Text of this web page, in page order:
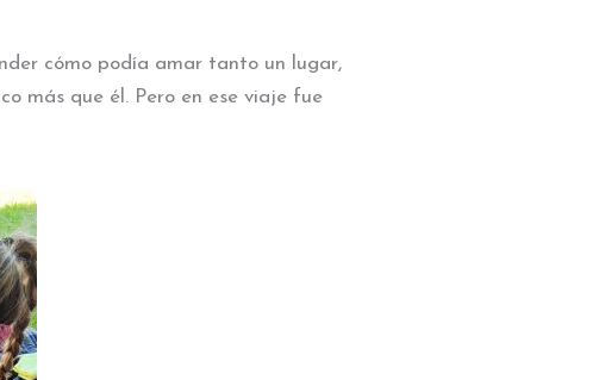
cómo podía amar tanto un lugar,
más que él. Pero en ese viaje fue